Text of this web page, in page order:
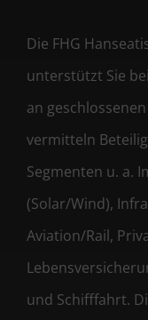
Die FHG
unterstützt Sie
an
vermitteln
Segmenten u. a.
(Solar/Wind),
Aviation/Rail,
und Schifffahrt.